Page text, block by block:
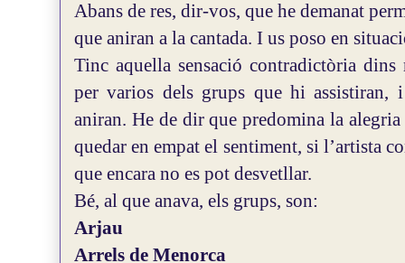
Abans de res, dir-vos, que he demanat
que aniran a la cantada. I us poso en
Tinc aquella sensació contradictòria
per varios dels grups que hi assistiran,
aniran. He de dir que predomina la
quedar en empat el sentiment, si l’artista
que encara no es pot desvetllar.
Bé, al que anava, els grups, son:
Arjau
Arrels de Menorca